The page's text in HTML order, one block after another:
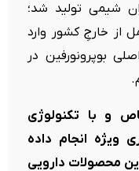
شیمی تولید شد؛
از خارجِ کشور وارد
بوپرونورفین در
و با تکنولوژی
ویژه انجام داده
محصولات دارویی